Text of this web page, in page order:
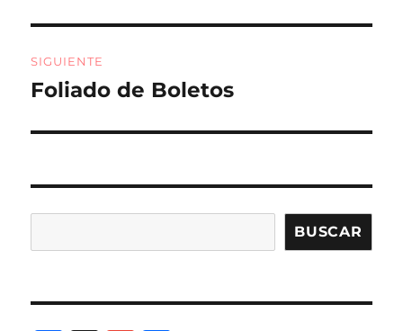
SIGUIENTE
Entrada
Foliado de Boletos
BUSCAR